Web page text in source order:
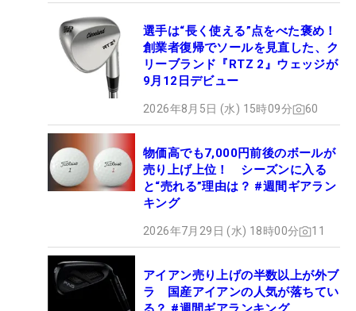
選手は“長く使える”点をべた褒め！
創業者復帰でソールを見直した、ク
リーブランド『RTZ 2』ウェッジが
9月12日デビュー
2026年8月5日 (水) 15時09分 60
物価高でも7,000円前後のボールが
売り上げ上位！ シーズンに入る
と“売れる”理由は？ #週間ギアラン
キング
2026年7月29日 (水) 18時00分 11
アイアン売り上げの半数以上が外ブ
ラ 国産アイアンの人気が落ちてい